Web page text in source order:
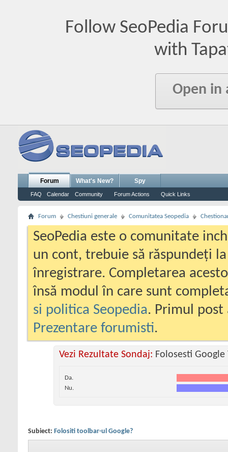
Follow SeoPedia
with
Open in
Forum
FAQ Calendar Community Forum Actions Quick Links
What's New? Spy
Forum Chestiuni generale Comunitatea Seopedia
SeoPedia este o comunitate
un cont, trebuie să răspundeți
înregistrare. Completarea
însă modul în care sunt
si politica Seopedia. Primul
Prezentare forumisti.
Vezi Rezultate Sondaj: Folosesti Google
Da.
Nu.
Subiect: Folositi toolbar-ul Google?